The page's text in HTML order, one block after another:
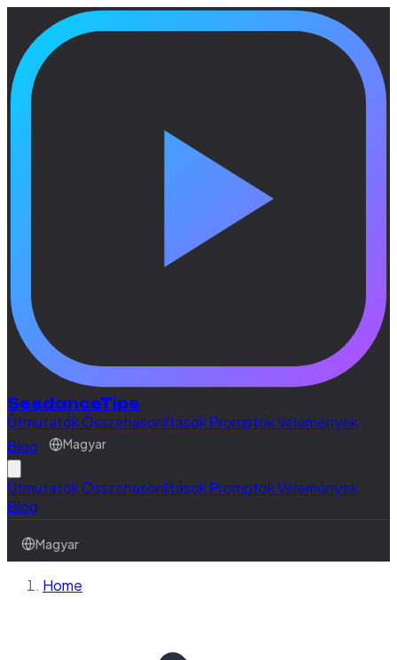
SeedanceTips
ÚtmutatókÖsszehasonlításokPromptokVélemények
Blog
Magyar
ÚtmutatókÖsszehasonlításokPromptokVélemények
Blog
Magyar
Home